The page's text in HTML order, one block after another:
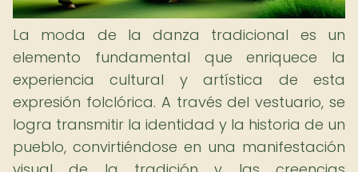
La moda de la danza tradicional es un
elemento fundamental que enriquece la
experiencia cultural y artística de esta
expresión folclórica. A través del vestuario, se
logra transmitir la identidad y la historia de un
pueblo, convirtiéndose en una manifestación